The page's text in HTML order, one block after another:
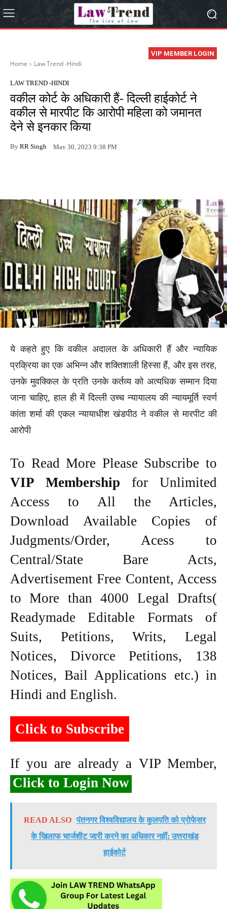
VIP MEMBER LOGIN
Home Law Trend -Hindi
LAW TREND -HINDI
वकील कोर्ट के अधिकारी हैं- दिल्ली हाईकोर्ट ने
वकील से मारपीट कि आरोपी महिला को जमानत
देने से इनकार किया
By RR Singh May 30, 2023 9:38 PM
ये कहते हुए कि वकील अदालत के अधिकारी हैं और न्यायिक
प्रक्रिया का एक अभिन्न और शक्तिशाली हिस्सा हैं, और इस तरह,
उनके मुवक्किल के प्रति उनके कर्तव्य को अत्यधिक सम्मान दिया
जाना चाहिए, हाल ही में दिल्ली उच्च न्यायालय की न्यायमूर्ति स्वर्ण
कांता शर्मा की एकल न्यायाधीश खंडपीठ ने वकील से मारपीट की
आरोपी
To Read More Please Subscribe to
VIP Membership for Unlimited
Access to All the Articles,
Download Available Copies of
Judgments/Order, Acess to
Central/State Bare Acts,
Advertisement Free Content, Access
to More than 4000 Legal Drafts(
Readymade Editable Formats of
Suits, Petitions, Writs, Legal
Notices, Divorce Petitions, 138
Notices, Bail Applications etc.) in
Hindi and English.
Click to Subscribe
If you are already a VIP Member,
Click to Login Now
READ ALSO पंतनगर विश्वविद्यालय के कुलपति को प्रोफेसर
के खिलाफ चार्जशीट जारी करने का अधिकार नहीं: उत्तराखंड
हाईकोर्ट